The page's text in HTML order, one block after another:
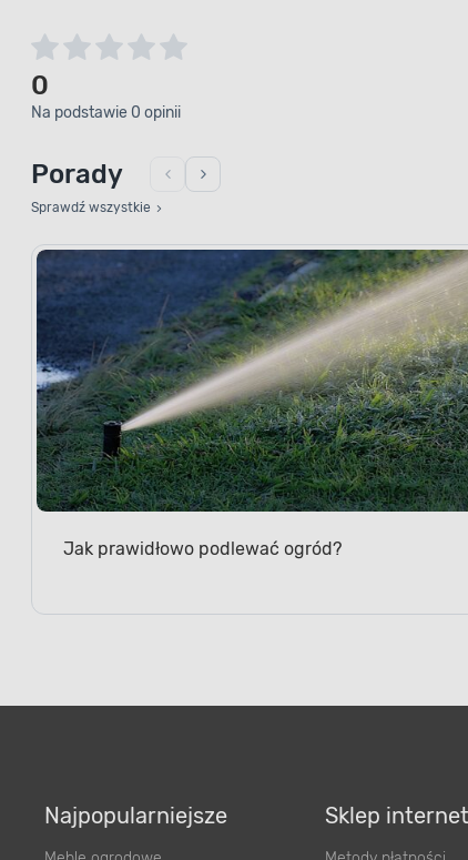
0
Na podstawie 0 opinii
Porady
Sprawdź wszystkie
Jak prawidłowo podlewać ogród?
Najpopularniejsze Sklep